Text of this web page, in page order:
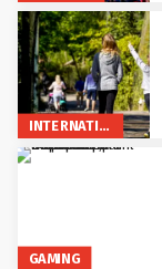
INTERNATIONAL
GAMING